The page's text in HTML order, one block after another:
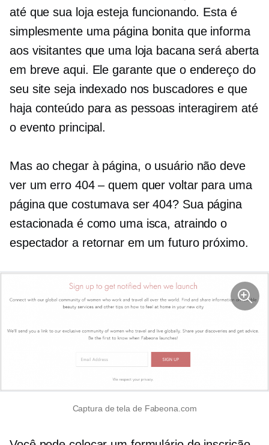
até que sua loja esteja funcionando. Esta é
simplesmente uma página bonita que informa
aos visitantes que uma loja bacana será aberta
em breve aqui. Ele garante que o endereço do
seu site seja indexado nos buscadores e que
haja conteúdo para as pessoas interagirem até
o evento principal.
Mas ao chegar à página, o usuário não deve
ver um erro 404 – quem quer voltar para uma
página que costumava ser 404? Sua página
estacionada é como uma isca, atraindo o
espectador a retornar em um futuro próximo.
Captura de tela de Fabeona.com